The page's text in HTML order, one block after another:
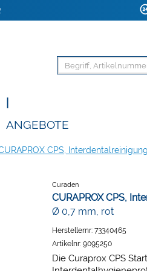
ANGEBOTE
CPS,
Curaden
CURAPROX CPS,
Ø 0,7 mm, rot
Herstellernr: 73340465
Artikelnr: 9095250
Die Curaprox CPS